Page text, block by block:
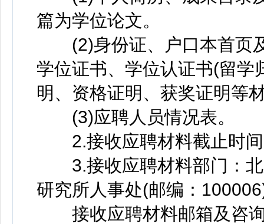
篇为学位论文。
(2)身份证、户口本首页
学位证书、学位认证书(留学
明、资格证明、获奖证明等
(3)应聘人员情况表。
2.接收应聘材料截止时间
3.接收应聘材料部门：北
研究所人事处(邮编：
接收应聘材料邮箱及咨询